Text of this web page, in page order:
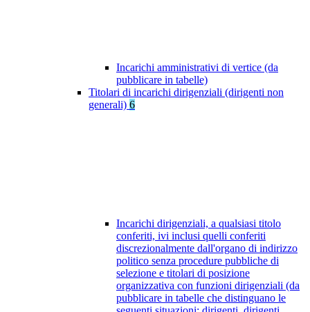
Incarichi amministrativi di vertice (da
pubblicare in tabelle)
Titolari di incarichi dirigenziali (dirigenti non
generali) 6
Incarichi dirigenziali, a qualsiasi titolo
conferiti, ivi inclusi quelli conferiti
discrezionalmente dall'organo di indirizzo
politico senza procedure pubbliche di
selezione e titolari di posizione
organizzativa con funzioni dirigenziali (da
pubblicare in tabelle che distinguano le